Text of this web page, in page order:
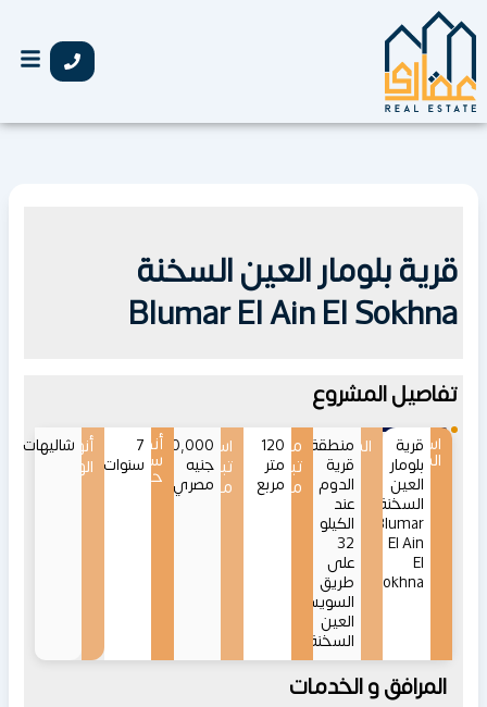
تخطي
إلى
قرية بلومار العين السخنة
Blumar El Ain El Sokhna
تفاصيل المشروع
اسم
المشروع
قرية
بلومار
العين
السخنة
Blumar
El Ain
El
Sokhna
الموقع
منطقة
قرية
الدوم
عند
الكيلو
32
على
طريق
السويس-
العين
السخنة
مساحات
تبدأ
من
120
متر
مربع
اسعار
تبدأ
من
5,500,000
جنيه
مصري
أنظمة
سداد
حتى
7
سنوات
أنواع
الوحدات
شاليهات
المرافق و الخدمات